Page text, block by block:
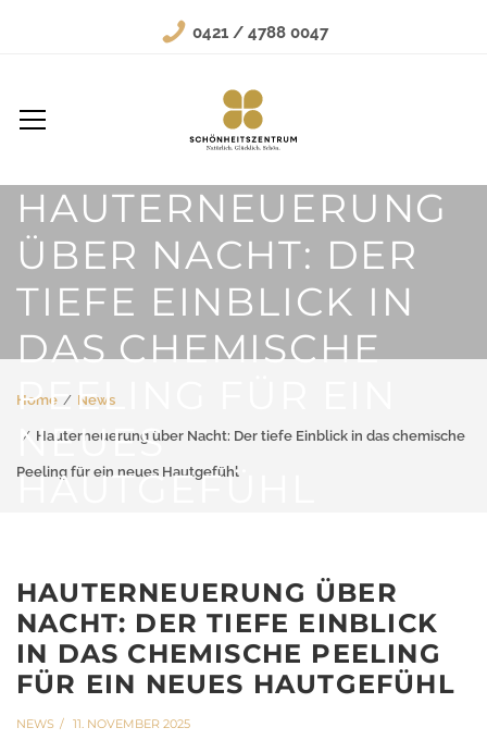
0421 / 4788 0047
HAUTERNEUERUNG
ÜBER NACHT: DER
TIEFE EINBLICK IN
DAS CHEMISCHE
PEELING FÜR EIN
NEUES
HAUTGEFÜHL
Home News
Hauterneuerung über Nacht: Der tiefe Einblick in das chemische
Peeling für ein neues Hautgefühl
HAUTERNEUERUNG ÜBER
NACHT: DER TIEFE EINBLICK
IN DAS CHEMISCHE PEELING
FÜR EIN NEUES HAUTGEFÜHL
NEWS 11. NOVEMBER 2025